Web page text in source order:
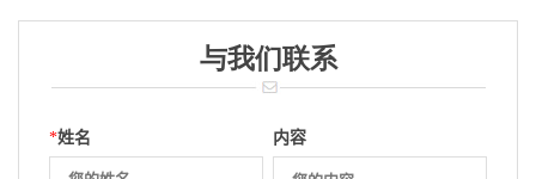
与我们联系
*姓名 内容